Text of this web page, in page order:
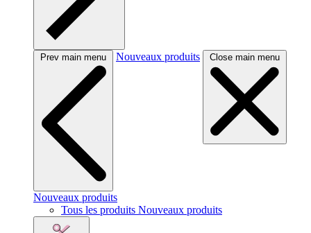
Prev main menu Nouveaux produits Close main menu
Nouveaux produits
Tous les produits Nouveaux produits